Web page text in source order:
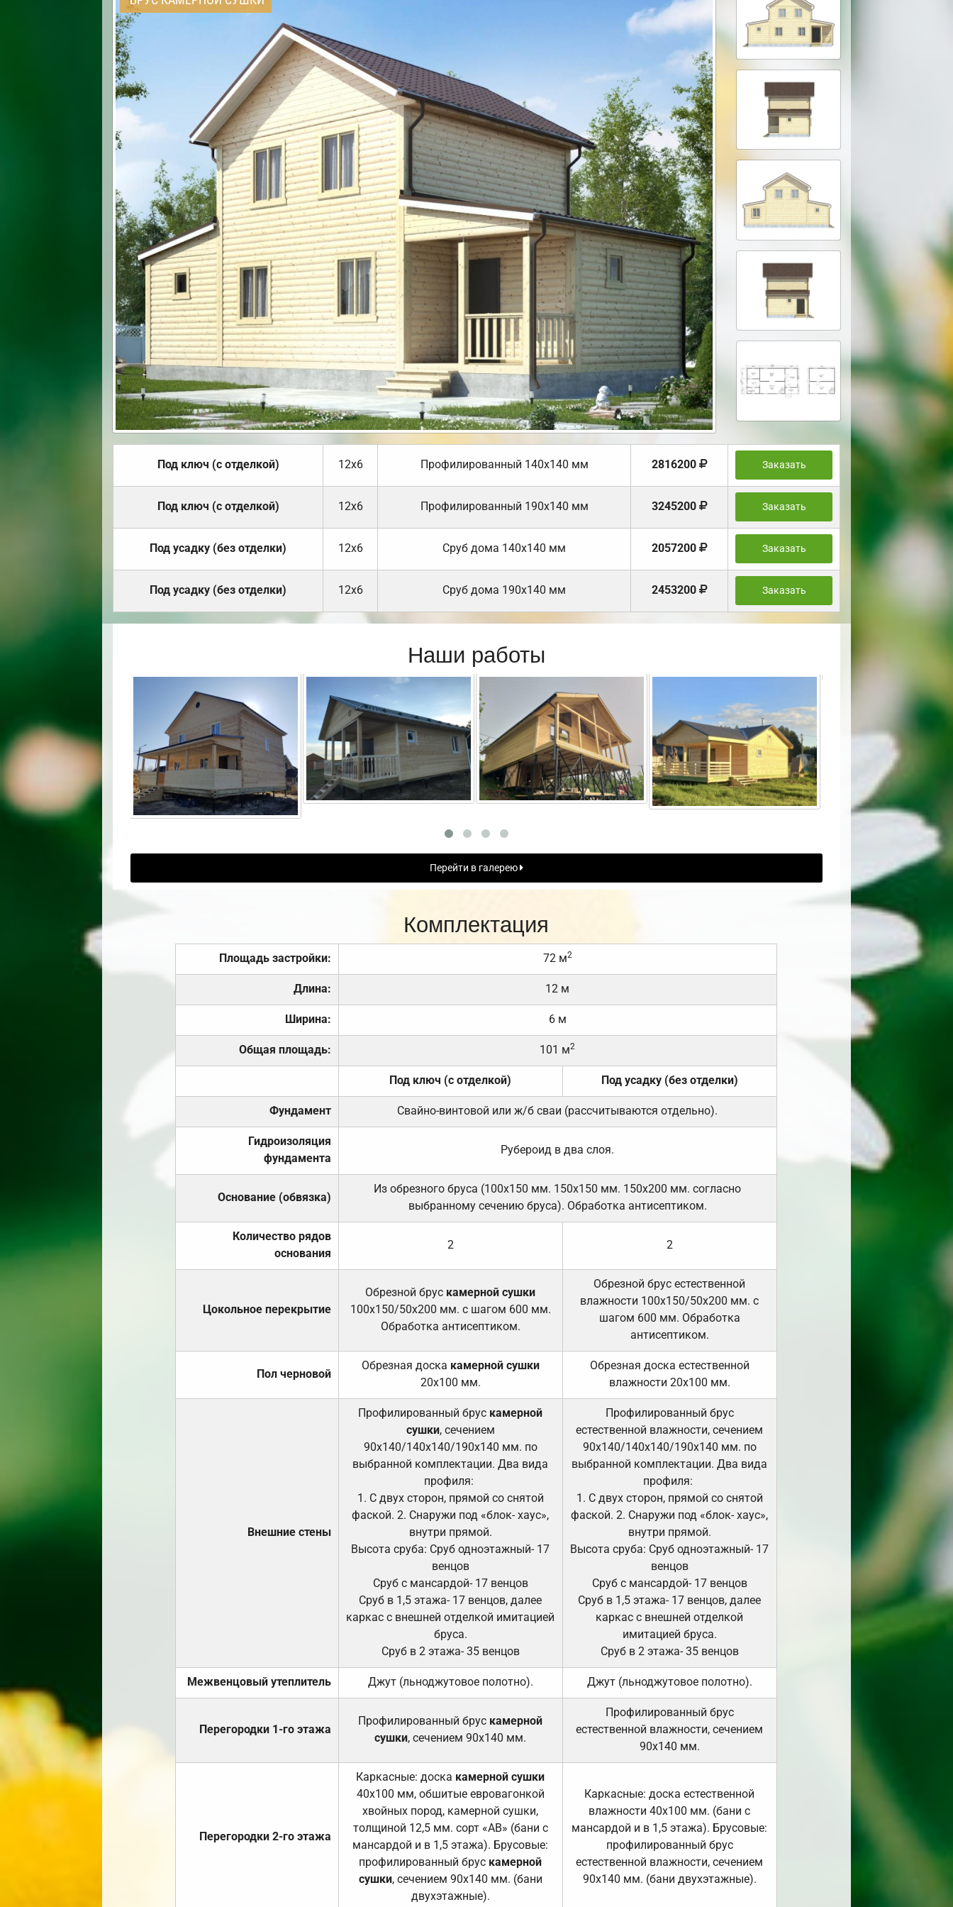
Под ключ (с отделкой) 12х6 Профилированный 140х140 мм 2816200 Заказать
Под ключ (с отделкой) 12х6 Профилированный 190х140 мм 3245200 Заказать
Под усадку (без отделки) 12х6 Cруб дома 140х140 мм 2057200 Заказать
Под усадку (без отделки) 12х6 Cруб дома 190х140 мм 2453200 Заказать
Наши работы
Перейти в галерею
Комплектация
Площадь застройки: 72 м2
Длина: 12 м
Ширина: 6 м
Общая площадь: 101 м2
Под ключ (с отделкой) Под усадку (без отделки)
Фундамент Свайно-винтовой или ж/б сваи (рассчитываются отдельно).
Гидроизоляция
фундамента
Рубероид в два слоя.
Основание (обвязка)
Из обрезного бруса (100х150 мм. 150х150 мм. 150х200 мм. согласно
выбранному сечению бруса). Обработка антисептиком.
Количество рядов
основания
2 2
Цокольное перекрытие
Обрезной брус камерной сушки
100х150/50х200 мм. с шагом 600 мм.
Обработка антисептиком.
Обрезной брус естественной
влажности 100х150/50х200 мм. с
шагом 600 мм. Обработка
антисептиком.
Пол черновой
Обрезная доска камерной сушки
20х100 мм.
Обрезная доска естественной
влажности 20х100 мм.
Внешние стены
Профилированный брус камерной
сушки, сечением
90х140/140х140/190х140 мм. по
выбранной комплектации. Два вида
профиля:
1. С двух сторон, прямой со снятой
фаской. 2. Снаружи под «блок- хаус»,
внутри прямой.
Высота сруба: Сруб одноэтажный- 17
венцов
Сруб с мансардой- 17 венцов
Сруб в 1,5 этажа- 17 венцов, далее
каркас с внешней отделкой имитацией
бруса.
Сруб в 2 этажа- 35 венцов
Профилированный брус
естественной влажности, сечением
90х140/140х140/190х140 мм. по
выбранной комплектации. Два вида
профиля:
1. С двух сторон, прямой со снятой
фаской. 2. Снаружи под «блок- хаус»,
внутри прямой.
Высота сруба: Сруб одноэтажный- 17
венцов
Сруб с мансардой- 17 венцов
Сруб в 1,5 этажа- 17 венцов, далее
каркас с внешней отделкой
имитацией бруса.
Сруб в 2 этажа- 35 венцов
Межвенцовый утеплитель Джут (льноджутовое полотно). Джут (льноджутовое полотно).
Перегородки 1-го этажа
Профилированный брус камерной
сушки, сечением 90х140 мм.
Профилированный брус
естественной влажности, сечением
90х140 мм.
Перегородки 2-го этажа
Каркасные: доска камерной сушки
40х100 мм, обшитые евровагонкой
хвойных пород, камерной сушки,
толщиной 12,5 мм. сорт «АВ» (бани с
мансардой и в 1,5 этажа). Брусовые:
профилированный брус камерной
сушки, сечением 90х140 мм. (бани
двухэтажные).
Каркасные: доска естественной
влажности 40х100 мм. (бани с
мансардой и в 1,5 этажа). Брусовые:
профилированный брус
естественной влажности, сечением
90х140 мм. (бани двухэтажные).